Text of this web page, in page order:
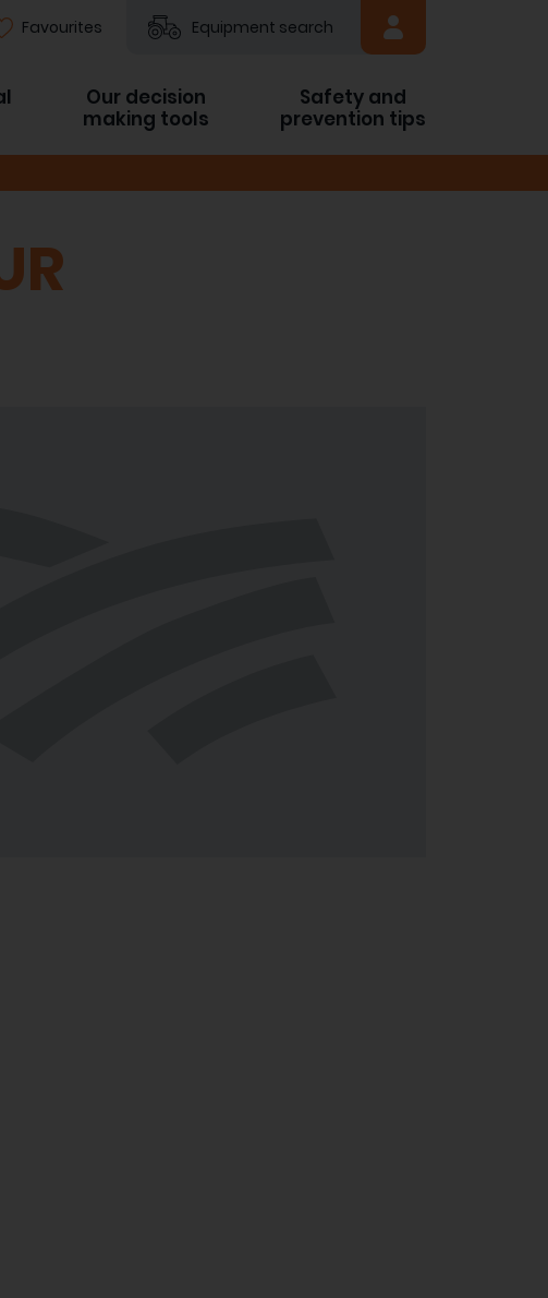
Favourites Equipment search
Our decision
making tools
Safety and
prevention tips